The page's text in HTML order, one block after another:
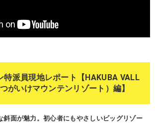
特派員現地レポート【HAKUBA VALL
がいけマウンテンリゾート）編】
斜面が魅力。初心者にもやさしいビッグリゾー